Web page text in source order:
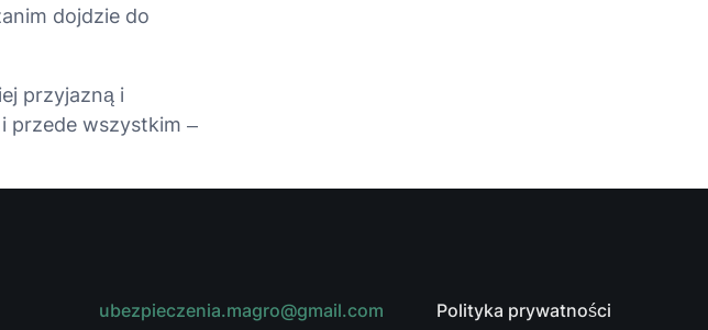
dojdzie do
przyjazną i
przede wszystkim –
ubezpieczenia.magro@gmail.com Polityka prywatności